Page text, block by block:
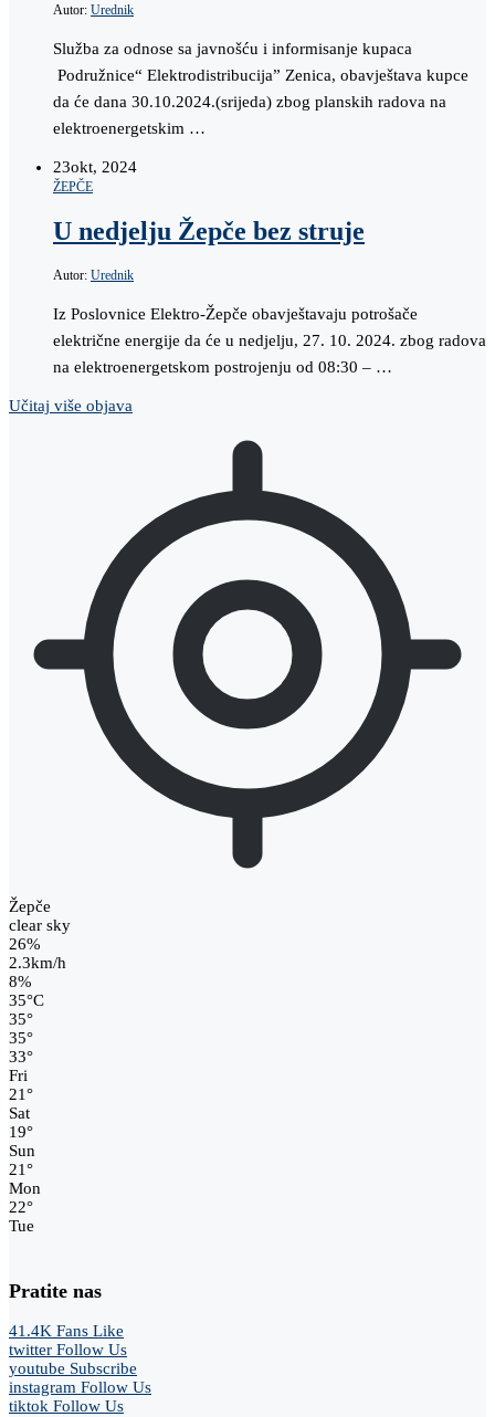
Autor: Urednik
Služba za odnose sa javnošću i informisanje kupaca
Podružnice“ Elektrodistribucija” Zenica, obavještava kupce
da će dana 30.10.2024.(srijeda) zbog planskih radova na
elektroenergetskim …
23okt, 2024
ŽEPČE
U nedjelju Žepče bez struje
Autor: Urednik
Iz Poslovnice Elektro-Žepče obavještavaju potrošače
električne energije da će u nedjelju, 27. 10. 2024. zbog radova
na elektroenergetskom postrojenju od 08:30 – …
Učitaj više objava
Žepče
clear sky
26%
2.3km/h
8%
35°C
35°
35°
33°
Fri
21°
Sat
19°
Sun
21°
Mon
22°
Tue
Pratite nas
41.4K Fans Like
twitter Follow Us
youtube Subscribe
instagram Follow Us
tiktok Follow Us